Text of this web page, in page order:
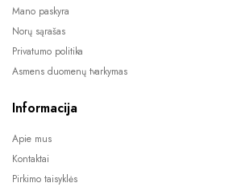
Mano paskyra
Norų sąrašas
Privatumo politika
Asmens duomenų tvarkymas
Informacija
Apie mus
Kontaktai
Pirkimo taisyklės